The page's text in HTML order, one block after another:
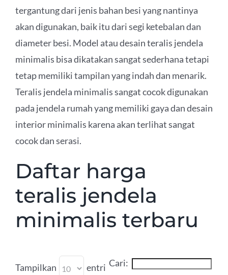
tergantung dari jenis bahan besi yang nantinya
akan digunakan, baik itu dari segi ketebalan dan
diameter besi. Model atau desain teralis jendela
minimalis bisa dikatakan sangat sederhana tetapi
tetap memiliki tampilan yang indah dan menarik.
Teralis jendela minimalis sangat cocok digunakan
pada jendela rumah yang memiliki gaya dan desain
interior minimalis karena akan terlihat sangat
cocok dan serasi.
Daftar harga
teralis jendela
minimalis terbaru
Tampilkan entri Cari: